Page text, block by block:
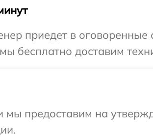
приедет в оговоренные
бесплатно доставим
мы предоставим на